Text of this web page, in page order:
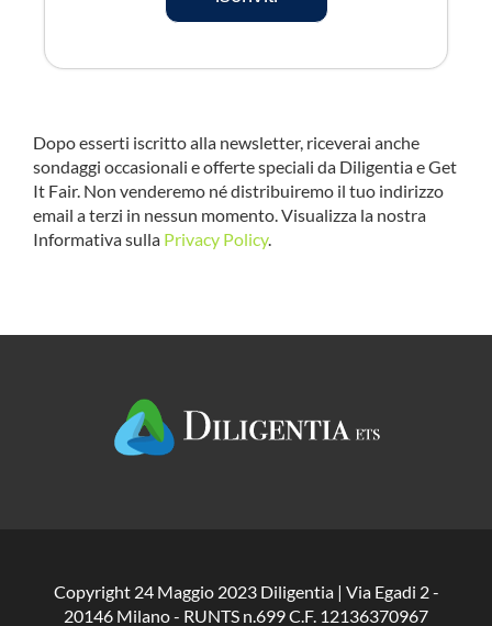
Dopo esserti iscritto alla newsletter, riceverai anche
sondaggi occasionali e offerte speciali da Diligentia e Get
It Fair. Non venderemo né distribuiremo il tuo indirizzo
email a terzi in nessun momento. Visualizza la nostra
Informativa sulla Privacy Policy.
Copyright 24 Maggio 2023 Diligentia | Via Egadi 2 -
20146 Milano - RUNTS n.699 C.F. 12136370967